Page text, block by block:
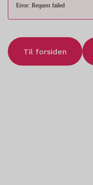
Error: Request failed
Til forsiden